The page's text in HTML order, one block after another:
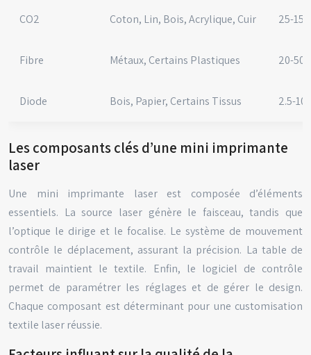
CO2 Coton, Lin, Bois, Acrylique, Cuir 25-150
Fibre Métaux, Certains Plastiques 20-50
Diode Bois, Papier, Certains Tissus 2.5-10
Les composants clés d’une mini imprimante
laser
Une mini imprimante laser est composée d’éléments
essentiels. La source laser génère le faisceau, tandis que
l’optique le dirige et le focalise. Le système de mouvement
contrôle le déplacement, assurant la précision. La table de
travail maintient le textile. Enfin, le logiciel de contrôle
permet de paramétrer les réglages et de gérer le design.
Chaque composant est déterminant pour une customisation
textile laser réussie.